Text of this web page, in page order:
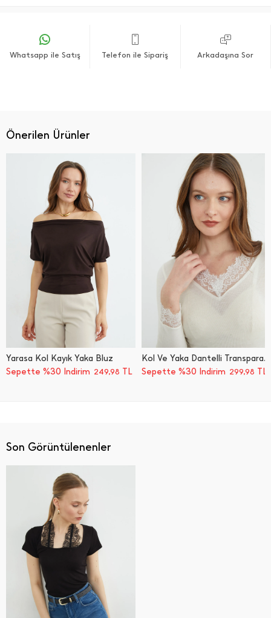
Whatsapp ile Satış Telefon ile Sipariş Arkadaşına Sor
Önerilen Ürünler
Yarasa Kol Kayık Yaka Bluz
Sepette %30 İndirim 249,98 TL
Kol Ve Yaka Dantelli Transparan Bluz
Sepette %30 İndirim 299,98 TL
Son Görüntülenenler